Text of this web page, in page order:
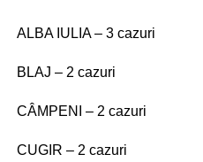
ALBA IULIA – 3 cazuri
BLAJ – 2 cazuri
CÂMPENI – 2 cazuri
CUGIR – 2 cazuri